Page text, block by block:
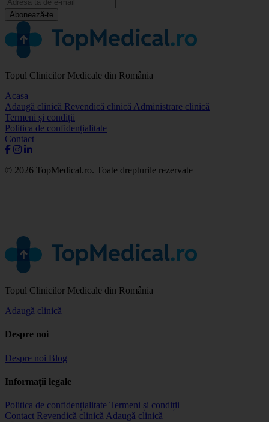
Abonează-te
Topul Clinicilor Medicale din România
Acasa
Adaugă clinică Revendică clinică Administrare clinică
Termeni și condiții
Politica de confidențialitate
Contact
© 2026 TopMedical.ro. Toate drepturile rezervate
Topul Clinicilor Medicale din România
Adaugă clinică
Despre noi
Despre noi Blog
Informații legale
Politica de confidențialitate Termeni și condiții
Contact Revendică clinică Adaugă clinică